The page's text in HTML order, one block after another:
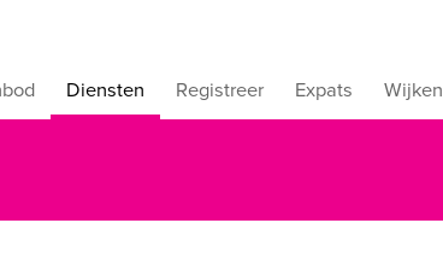
Diensten Registreer Expats Wijken